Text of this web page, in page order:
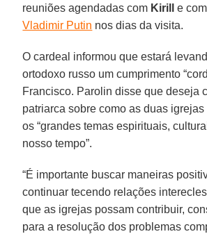
reuniões agendadas com Kirill
e
Vladimir Putin nos dias da visita.
O cardeal informou que estará
ortodoxo russo um cumprimento
Francisco. Parolin disse que deseja
patriarca sobre como as duas
os “grandes temas espirituais,
nosso tempo”.
“É importante buscar maneiras
continuar tecendo relações
que as igrejas possam contribuir,
para a resolução dos problemas